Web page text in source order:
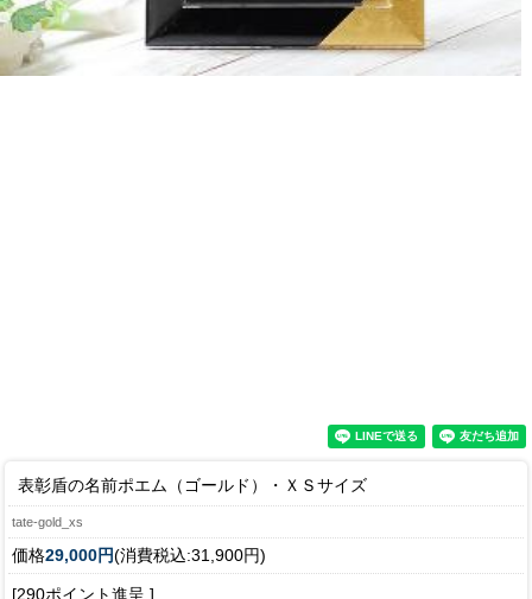
表彰盾の名前ポエム（ゴールド）・ＸＳサイズ
tate-gold_xs
価格29,000円(消費税込:31,900円)
[290ポイント進呈 ]